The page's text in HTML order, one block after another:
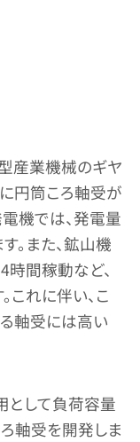
産業機械のギヤ
円筒ころ軸受が
機では、発電量
。また、鉱山機
時間稼動など、
これに伴い、こ
軸受には高い
として負荷容量
軸受を開発しま